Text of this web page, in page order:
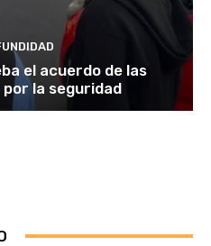
el acuerdo de las
la seguridad